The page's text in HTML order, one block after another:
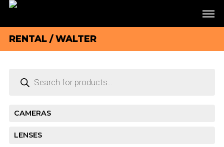
RENTAL / WALTER
search
CAMERAS
LENSES